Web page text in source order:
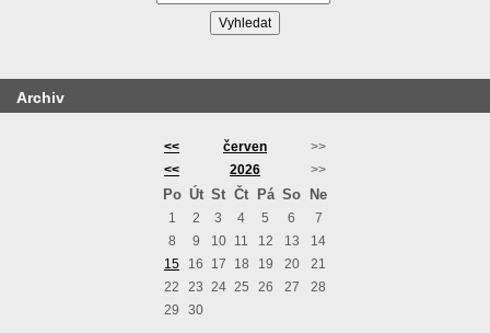
Archiv
<< červen
>>
<<
2026 >>
Po Út St Čt Pá So Ne
1 2 3 4 5 6
7
8
9 10 11 12 13
14
15
16 17 18 19 20
21
22
23 24 25 26 27
28
29
30